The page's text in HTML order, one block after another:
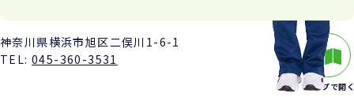
神奈川県横浜市旭区二俣川1-6-1
TEL: 045-360-3531
マップで開く